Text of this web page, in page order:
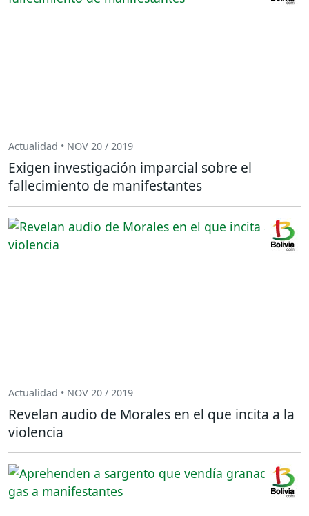
Actualidad • NOV 20 / 2019
Exigen investigación imparcial sobre el
fallecimiento de manifestantes
Actualidad • NOV 20 / 2019
Revelan audio de Morales en el que incita a la
violencia